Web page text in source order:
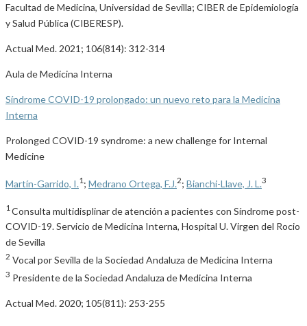
Facultad de Medicina, Universidad de Sevilla; CIBER de Epidemiología
y Salud Pública (CIBERESP).
Actual Med. 2021; 106(814): 312-314
Aula de Medicina Interna
Síndrome COVID-19 prolongado: un nuevo reto para la Medicina
Interna
Prolonged COVID-19 syndrome: a new challenge for Internal
Medicine
Martín-Garrido, I.1 ; Medrano Ortega, F.J.2; Bianchi-Llave, J. L.3
1 Consulta multidisplinar de atención a pacientes con Síndrome post-
COVID-19. Servicio de Medicina Interna, Hospital U. Virgen del Rocio
de Sevilla
2 Vocal por Sevilla de la Sociedad Andaluza de Medicina Interna
3 Presidente de la Sociedad Andaluza de Medicina Interna
Actual Med. 2020; 105(811): 253-255